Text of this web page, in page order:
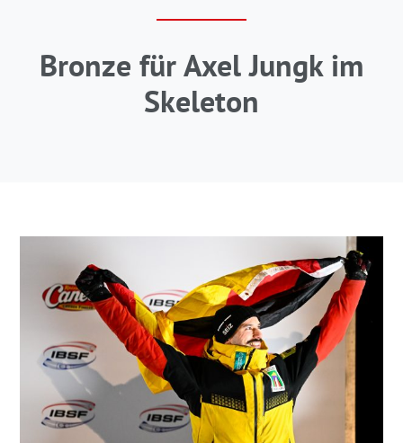
Bronze für Axel Jungk im
Skeleton